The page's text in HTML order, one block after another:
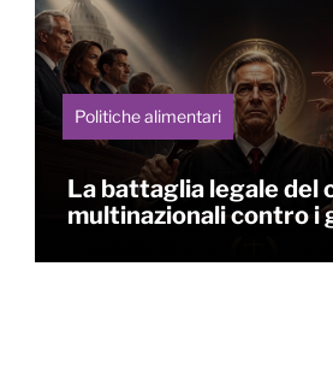
Politiche alimentari
La battaglia legale del
multinazionali contro i